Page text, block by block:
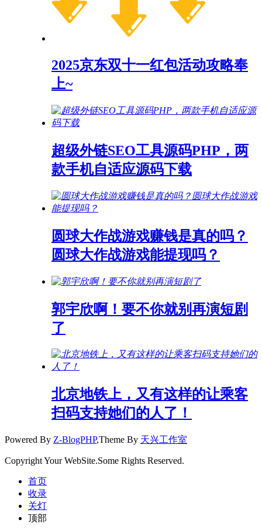
2025京东双十一红包活动攻略奉
上~
超级外链SEO工具源码PHP，两
款手机自适应源码下载
圆球大作战游戏赚钱是真的吗？
圆球大作战游戏能提现吗？
郭宇欣啊！要不你就别再演短剧
了
北京地铁上，又有这样的让乘客
扫码支持她们的人了！
Powered By Z-BlogPHP,Theme By 天兴工作室
Copyright Your WebSite.Some Rights Reserved.
首页
收录
关灯
顶部